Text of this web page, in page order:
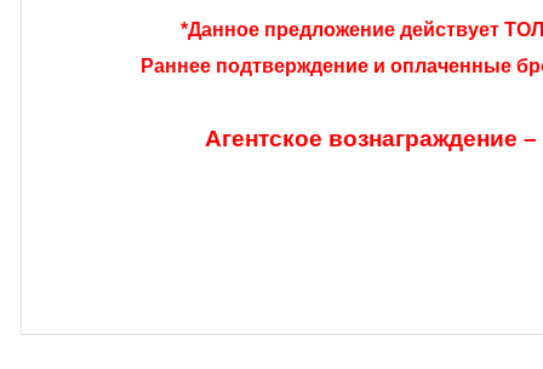
*Данное предложение действует
Раннее подтверждение и оплаченные
Агентское